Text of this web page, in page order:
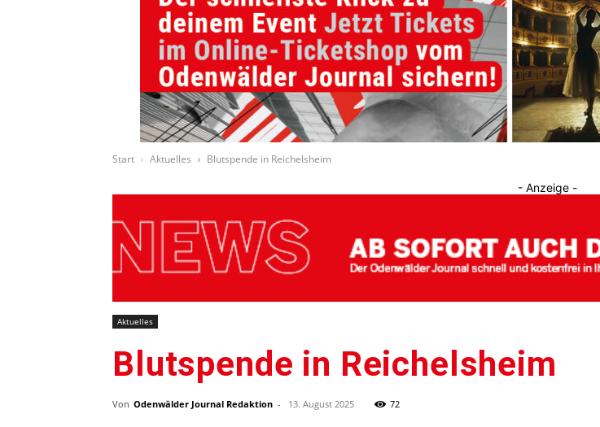
Journal
Start Aktuelles Blutspende in Reichelsheim
- Anzeige -
Aktuelles
Blutspende in Reichelsheim
Von Odenwälder Journal Redaktion - 13. August 2025 72